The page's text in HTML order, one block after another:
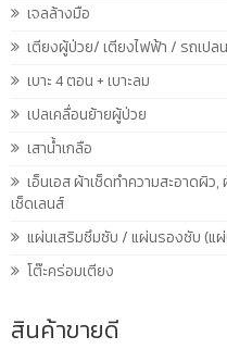
เจลล้างมือ
เตียงผู้ป่วย/ เตียงไฟฟ้า / รถเปล
เบาะ 4 ตอน + เบาะลม
เปลเคลื่อนย้ายผู้ป่วย
เสาน้ำเกลือ
เอ็นเอส ผ้าเช็ดทำความสะอาดผิว
เช็ดเลนส์
แผ่นเสริมซึมซับ / แผ่นรองซับ (แ
โต๊ะคร่อมเตียง
สินค้าขายดี